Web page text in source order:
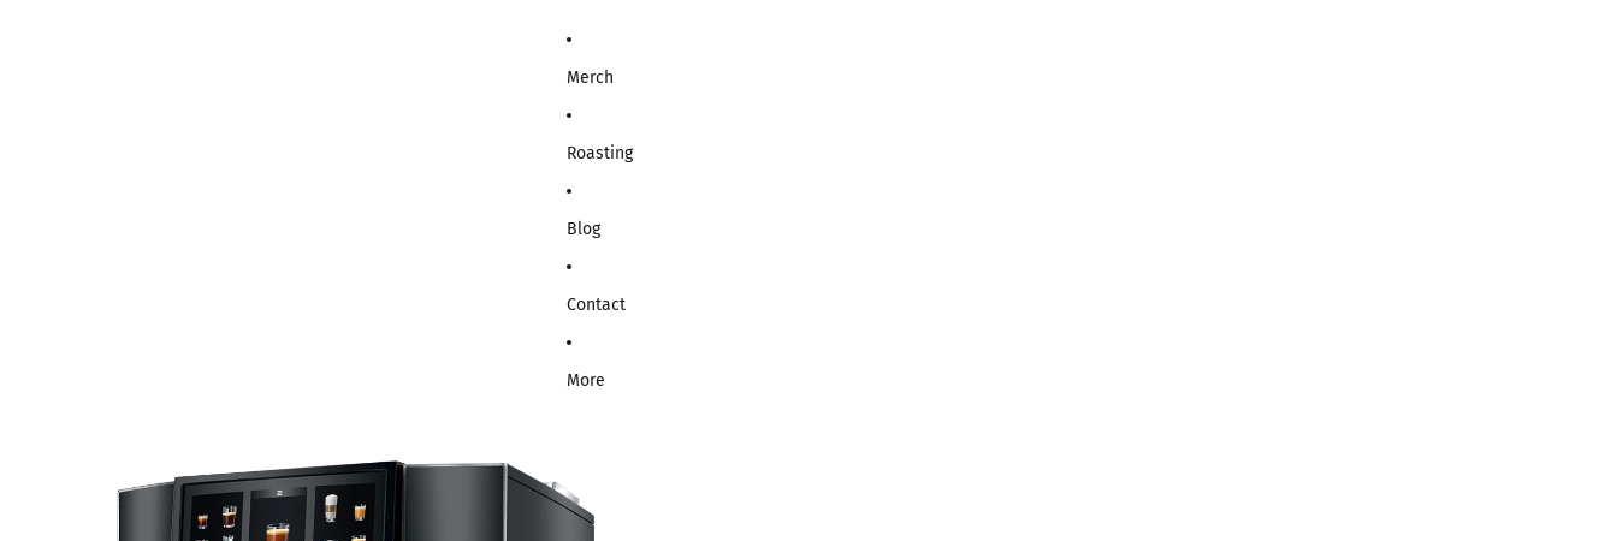
Merch
Roasting
Blog
Contact
More